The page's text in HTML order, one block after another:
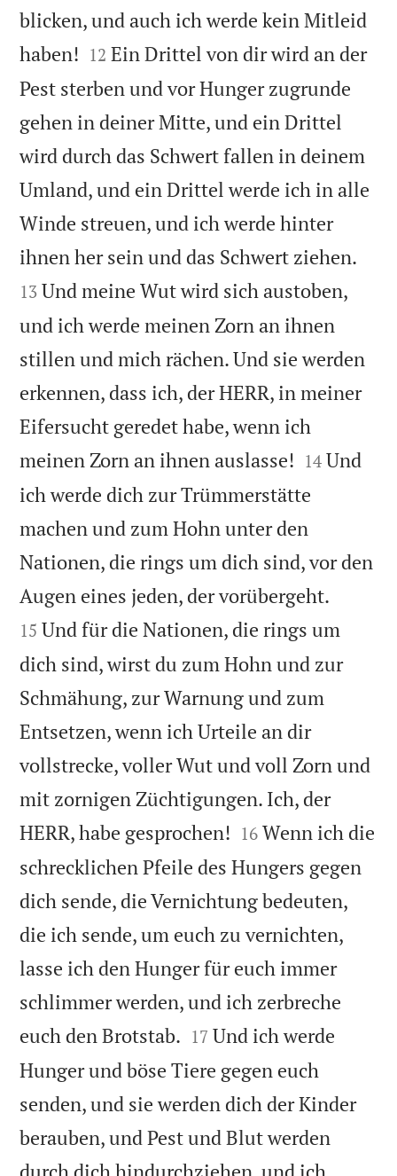
blicken, und auch ich werde kein Mitleid
haben! 

12 Ein Drittel von dir wird an der
Pest sterben und vor Hunger zugrunde
gehen in deiner Mitte, und ein Drittel
wird durch das Schwert fallen in deinem
Umland, und ein Drittel werde ich in alle
Winde streuen, und ich werde hinter
ihnen her sein und das Schwert ziehen.
13 Und meine Wut wird sich austoben,
und ich werde meinen Zorn an ihnen
stillen und mich rächen. Und sie werden
erkennen, dass ich, der HERR, in meiner
Eifersucht geredet habe, wenn ich
meinen Zorn an ihnen auslasse! 

14 Und
ich werde dich zur Trümmerstätte
machen und zum Hohn unter den
Nationen, die rings um dich sind, vor den
Augen eines jeden, der vorübergeht.
15 Und für die Nationen, die rings um
dich sind, wirst du zum Hohn und zur
Schmähung, zur Warnung und zum
Entsetzen, wenn ich Urteile an dir
vollstrecke, voller Wut und voll Zorn und
mit zornigen Züchtigungen. Ich, der
HERR, habe gesprochen! 

16 Wenn ich die
schrecklichen Pfeile des Hungers gegen
dich sende, die Vernichtung bedeuten,
die ich sende, um euch zu vernichten,
lasse ich den Hunger für euch immer
schlimmer werden, und ich zerbreche
euch den Brotstab. 

17 Und ich werde
Hunger und böse Tiere gegen euch
senden, und sie werden dich der Kinder
berauben, und Pest und Blut werden
durch dich hindurchziehen, und ich